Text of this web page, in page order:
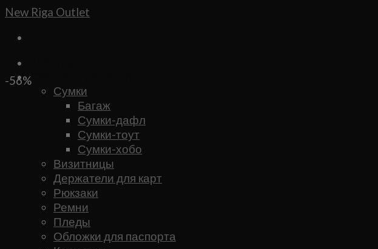
Skip
content
New Riga Outlet
Сумки и аксессуары
Сумки
Багаж
Сумки-дафл
Сумки-тоут
Сумки-хобо
Визитницы
Держатели для карт
Рюкзаки
Ремни
Пледы
Обложки для паспорта
-56%